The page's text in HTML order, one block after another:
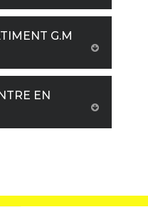
G.M
EN